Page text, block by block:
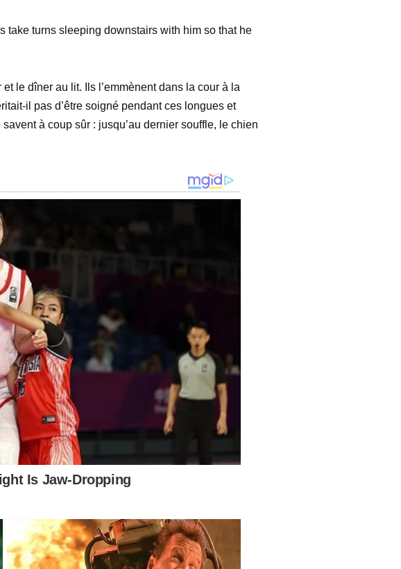
le dîner au lit. Ils l’emmènent dans la cour à la
il pas d’être soigné pendant ces longues et
à coup sûr : jusqu’au dernier souffle, le chien